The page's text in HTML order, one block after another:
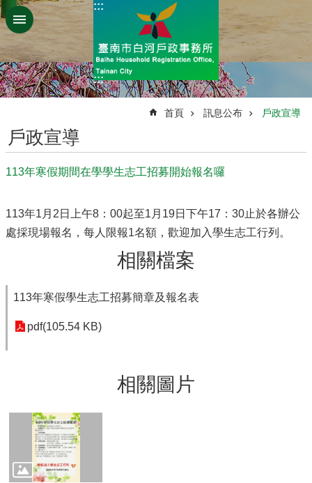
跳到主要內容區塊
:::
:::
首頁 訊息公布 戶政宣導
戶政宣導
113年寒假期間在學學生志工招募開始報名囉
113年1月2日上午8：00起至1月19日下午17：30止於各辦公
處採現場報名，每人限報1名額，歡迎加入學生志工行列。
相關檔案
113年寒假學生志工招募簡章及報名表
pdf(105.54 KB)
相關圖片